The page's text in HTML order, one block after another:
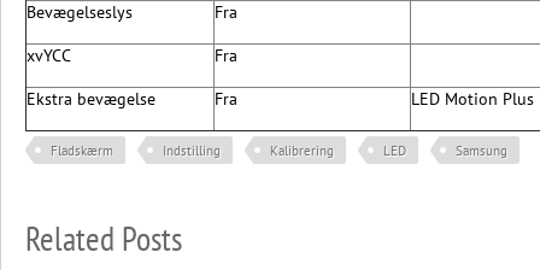
Bevægelseslys
Fra
xvYCC
Fra
Ekstra bevægelse
Fra LED Motion Plus
Fladskærm Indstilling Kalibrering LED Samsung
Related Posts